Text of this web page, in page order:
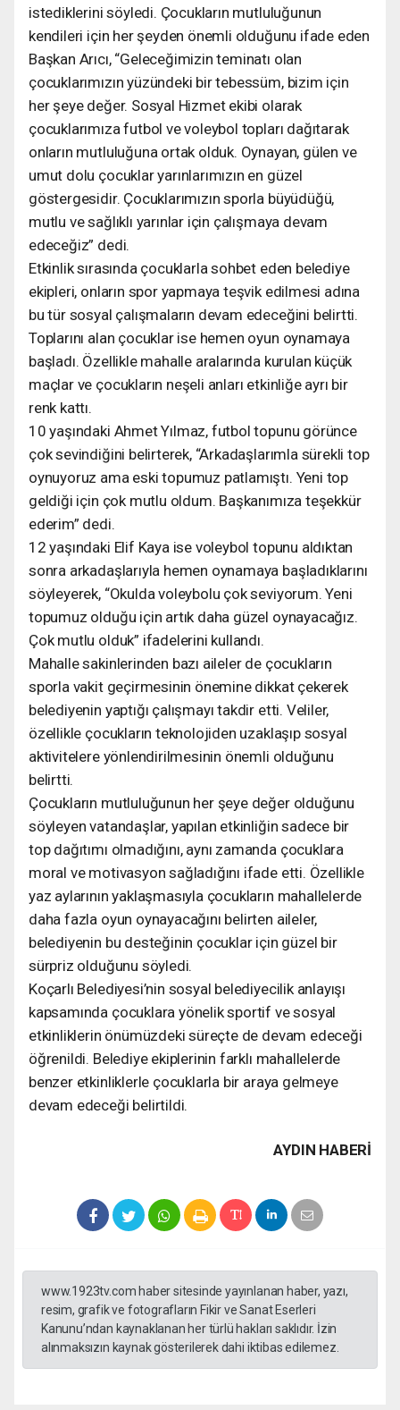
istediklerini söyledi. Çocukların mutluluğunun
kendileri için her şeyden önemli olduğunu ifade eden
Başkan Arıcı, “Geleceğimizin teminatı olan
çocuklarımızın yüzündeki bir tebessüm, bizim için
her şeye değer. Sosyal Hizmet ekibi olarak
çocuklarımıza futbol ve voleybol topları dağıtarak
onların mutluluğuna ortak olduk. Oynayan, gülen ve
umut dolu çocuklar yarınlarımızın en güzel
göstergesidir. Çocuklarımızın sporla büyüdüğü,
mutlu ve sağlıklı yarınlar için çalışmaya devam
edeceğiz” dedi.
Etkinlik sırasında çocuklarla sohbet eden belediye
ekipleri, onların spor yapmaya teşvik edilmesi adına
bu tür sosyal çalışmaların devam edeceğini belirtti.
Toplarını alan çocuklar ise hemen oyun oynamaya
başladı. Özellikle mahalle aralarında kurulan küçük
maçlar ve çocukların neşeli anları etkinliğe ayrı bir
renk kattı.
10 yaşındaki Ahmet Yılmaz, futbol topunu görünce
çok sevindiğini belirterek, “Arkadaşlarımla sürekli top
oynuyoruz ama eski topumuz patlamıştı. Yeni top
geldiği için çok mutlu oldum. Başkanımıza teşekkür
ederim” dedi.
12 yaşındaki Elif Kaya ise voleybol topunu aldıktan
sonra arkadaşlarıyla hemen oynamaya başladıklarını
söyleyerek, “Okulda voleybolu çok seviyorum. Yeni
topumuz olduğu için artık daha güzel oynayacağız.
Çok mutlu olduk” ifadelerini kullandı.
Mahalle sakinlerinden bazı aileler de çocukların
sporla vakit geçirmesinin önemine dikkat çekerek
belediyenin yaptığı çalışmayı takdir etti. Veliler,
özellikle çocukların teknolojiden uzaklaşıp sosyal
aktivitelere yönlendirilmesinin önemli olduğunu
belirtti.
Çocukların mutluluğunun her şeye değer olduğunu
söyleyen vatandaşlar, yapılan etkinliğin sadece bir
top dağıtımı olmadığını, aynı zamanda çocuklara
moral ve motivasyon sağladığını ifade etti. Özellikle
yaz aylarının yaklaşmasıyla çocukların mahallelerde
daha fazla oyun oynayacağını belirten aileler,
belediyenin bu desteğinin çocuklar için güzel bir
sürpriz olduğunu söyledi.
Koçarlı Belediyesi’nin sosyal belediyecilik anlayışı
kapsamında çocuklara yönelik sportif ve sosyal
etkinliklerin önümüzdeki süreçte de devam edeceği
öğrenildi. Belediye ekiplerinin farklı mahallelerde
benzer etkinliklerle çocuklarla bir araya gelmeye
devam edeceği belirtildi.
AYDIN HABERİ
www.1923tv.com haber sitesinde yayınlanan haber, yazı,
resim, grafik ve fotografların Fikir ve Sanat Eserleri
Kanunu’ndan kaynaklanan her türlü hakları saklıdır. İzin
alınmaksızın kaynak gösterilerek dahi iktibas edilemez.